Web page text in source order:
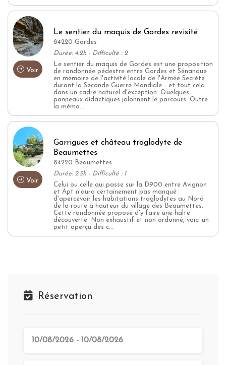
Voir
Le sentier du maquis de Gordes revisité
84220 Gordes
Durée: 4.2h - Difficulté : 2
Le sentier du maquis de Gordes est une proposition
de randonnée pédestre entre Gordes et Sénanque
en mémoire de l'activité locale de l'Armée Secrète
durant la Seconde Guerre Mondiale... et tout cela
dans un cadre naturel d'exception. Quelques
panneaux didactiques jalonnent le parcours. Outre
la mémo...
Voir
Garrigues et château troglodyte de
Beaumettes
84220 Beaumettes
Durée: 2.5h - Difficulté : 1
Celui ou celle qui passe sur la D900 entre Avignon
et Apt n'aura certainement pas manqué
d'apercevoir les habitations troglodytes au Nord
de la route à hauteur du village des Beaumettes.
Cette randonnée propose d'y faire une halte
découverte. Non exhaustif et non ordonné, voici un
petit aperçu des c...
Réservation